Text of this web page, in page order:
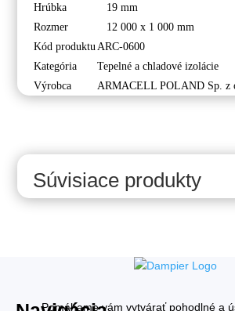
Hrúbka
19 mm
Rozmer
12 000 x 1 000 mm
Kód produktu ARC-0600
Kategória
Tepelné a chladové izolácie
Výrobca
ARMACELL POLAND Sp. z
Súvisiace produkty
Pomáhame vám vytvárať pohodlné a